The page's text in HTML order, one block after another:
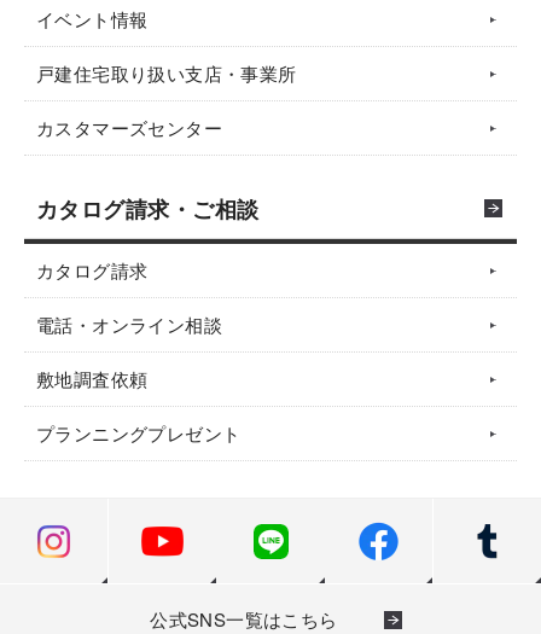
イベント情報
戸建住宅取り扱い支店・事業所
カスタマーズセンター
カタログ請求・ご相談
カタログ請求
電話・オンライン相談
敷地調査依頼
プランニングプレゼント
公式SNS一覧はこちら